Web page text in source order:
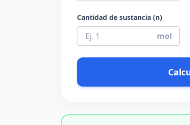
Cantidad de sustancia (n)
mol